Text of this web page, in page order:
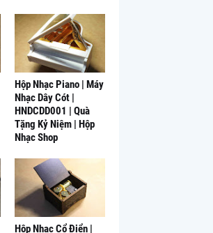
Hộp Nhạc Piano | Máy
Nhạc Dây Cót |
HNDCDD001 | Quà
Tặng Kỷ Niệm | Hộp
Nhạc Shop
Hộp Nhạc Cổ Điển |